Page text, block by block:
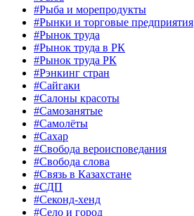
#Рыба и морепродукты
#Рынки и торговые предприятия
#Рынок труда
#Рынок труда в РК
#Рынок труда РК
#Рэнкинг стран
#Сайгаки
#Салоны красоты
#Самозанятые
#Самолёты
#Сахар
#Свобода вероисповедания
#Свобода слова
#Связь в Казахстане
#СДП
#Секонд-хенд
#Село и город